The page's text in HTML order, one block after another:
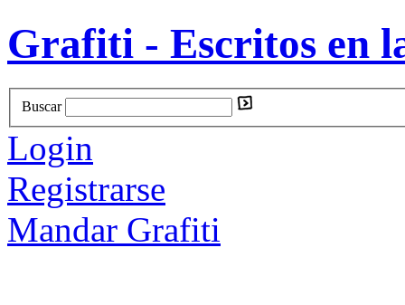
Grafiti - Escritos en
Buscar
Login
Registrarse
Mandar Grafiti